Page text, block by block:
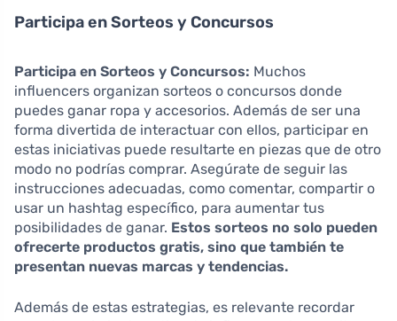
Participa en Sorteos y Concursos
Participa en Sorteos y Concursos: Muchos
influencers organizan sorteos o concursos donde
puedes ganar ropa y accesorios. Además de ser una
forma divertida de interactuar con ellos, participar en
estas iniciativas puede resultarte en piezas que de otro
modo no podrías comprar. Asegúrate de seguir las
instrucciones adecuadas, como comentar, compartir o
usar un hashtag específico, para aumentar tus
posibilidades de ganar. Estos sorteos no solo pueden
ofrecerte productos gratis, sino que también te
presentan nuevas marcas y tendencias.
Además de estas estrategias, es relevante recordar